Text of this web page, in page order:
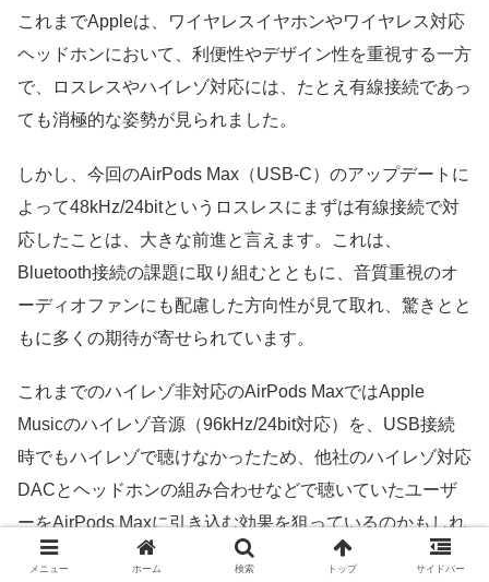
これまでAppleは、ワイヤレスイヤホンやワイヤレス対応
ヘッドホンにおいて、利便性やデザイン性を重視する一方
で、ロスレスやハイレゾ対応には、たとえ有線接続であっ
ても消極的な姿勢が見られました。
しかし、今回のAirPods Max（USB-C）のアップデートに
よって48kHz/24bitというロスレスにまずは有線接続で対
応したことは、大きな前進と言えます。これは、
Bluetooth接続の課題に取り組むとともに、音質重視のオ
ーディオファンにも配慮した方向性が見て取れ、驚きとと
もに多くの期待が寄せられています。
これまでのハイレゾ非対応のAirPods MaxではApple
Musicのハイレゾ音源（96kHz/24bit対応）を、USB接続
時でもハイレゾで聴けなかったため、他社のハイレゾ対応
DACとヘッドホンの組み合わせなどで聴いていたユーザ
ーをAirPods Maxに引き込む効果を狙っているのかもしれ
ません。
メニュー ホーム 検索 トップ サイドバー